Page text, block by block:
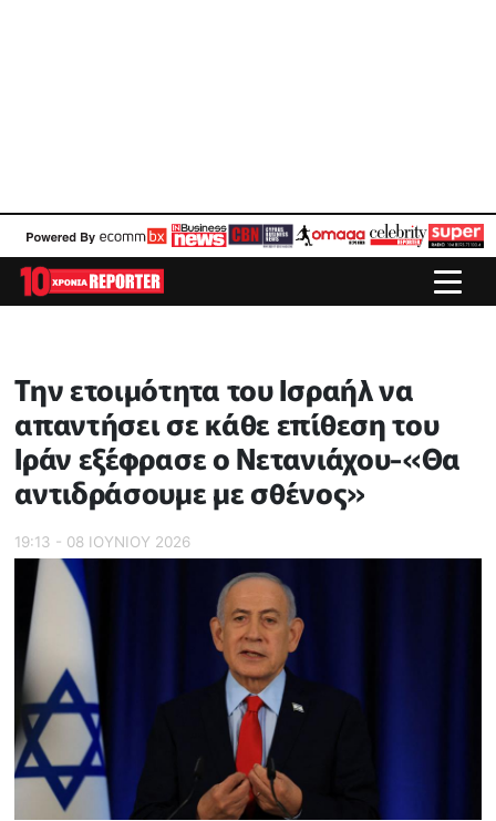
Την ετοιμότητα του Ισραήλ να
απαντήσει σε κάθε επίθεση του
Ιράν εξέφρασε ο Νετανιάχου-«Θα
αντιδράσουμε με σθένος»
19:13 - 08 ΙΟΥΝΙΟΥ 2026